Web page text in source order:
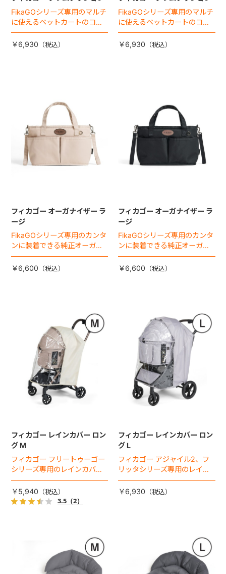
FikaGOシリーズ専用のマルチ
に使えるペットカートのコー
ナークッション登場。
￥6,930
FikaGOシリーズ専用のマルチ
に使えるペットカートのコー
ナークッション登場。
￥6,930
フィカゴー オーガナイザー ラ
ージ
FikaGOシリーズ専用のカンタ
ンに装着できる純正オーガナ
イザー。
￥6,600
フィカゴー オーガナイザー ラ
ージ
FikaGOシリーズ専用のカンタ
ンに装着できる純正オーガナ
イザー。
￥6,600
フィカゴー レインカバー ロン
グ M
フィカゴー フリートゥーゴー
シリーズ専用のレインカバ
ー。雨の日のお出かけも安
心。
￥5,940
3.5（2）
フィカゴー レインカバー ロン
グ L
フィカゴー アジャイル2、フ
リッタシリーズ専用のレイン
カバー。雨の日のお出かけも
安心。
￥6,930